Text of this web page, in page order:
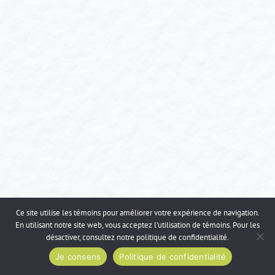
Ce site utilise les témoins pour améliorer votre expérience de navigation.
En utilisant notre site web, vous acceptez l’utilisation de témoins. Pour les
désactiver, consultez notre politique de confidentialité.
Je consens
Politique de confidentialité